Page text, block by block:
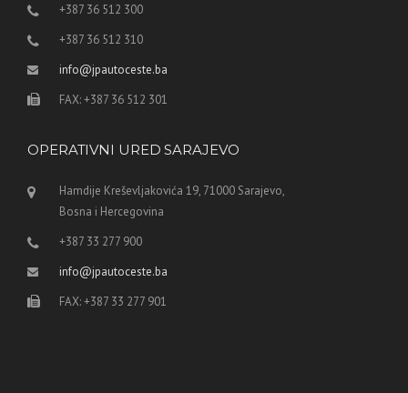
+387 36 512 300
+387 36 512 310
info@jpautoceste.ba
FAX: +387 36 512 301
OPERATIVNI URED SARAJEVO
Hamdije Kreševljakovića 19, 71000 Sarajevo,
Bosna i Hercegovina
+387 33 277 900
info@jpautoceste.ba
FAX: +387 33 277 901